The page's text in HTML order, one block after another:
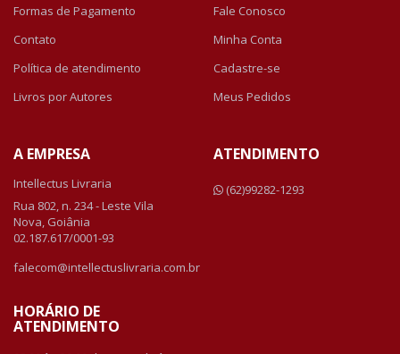
Formas de Pagamento
Contato
Política de atendimento
Livros por Autores
Fale Conosco
Minha Conta
Cadastre-se
Meus Pedidos
A EMPRESA
Intellectus Livraria
Rua 802, n. 234 - Leste Vila
Nova, Goiânia
02.187.617/0001-93
falecom@intellectuslivraria.com.br
HORÁRIO DE
ATENDIMENTO
ATENDIMENTO
(62)99282-1293